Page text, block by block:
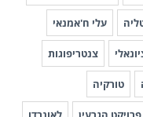
עלי ח'אמנאי
צנטריפוגות
טורקיה